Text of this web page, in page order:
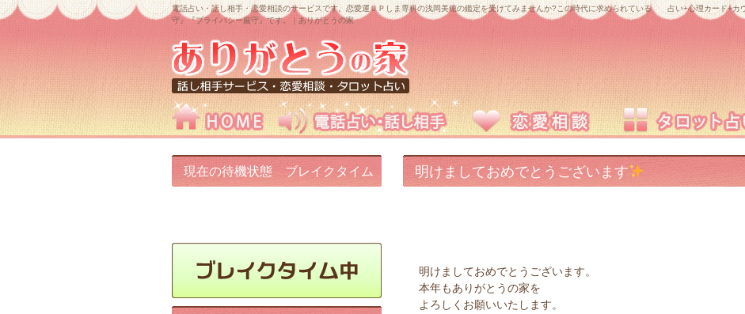
電話占い・話し相手・恋愛相談のサービスです。恋愛運ＵＰしま専科の浅岡美穂の鑑定を受けてみませんか?この時代に求められている 占い+心理カード+カ
守』『プライバシー厳守』です。｜ありがとうの家
明けましておめでとうございます
明けましておめでとうございます。
本年もありがとうの家を
よろしくお願いいたします。
現在の待機状態 ブレイクタイム